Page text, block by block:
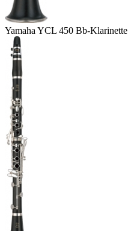
Yamaha YCL 450 Bb-Klarinette